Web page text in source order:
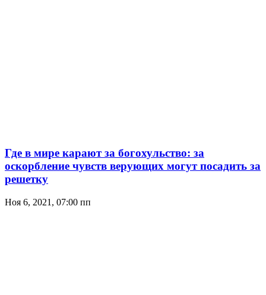
Где в мире карают за богохульство: за
оскорбление чувств верующих могут посадить за
решетку
Ноя 6, 2021, 07:00 пп